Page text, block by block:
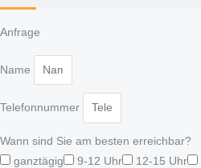
Anfrage
Name
Telefonnummer
Wann sind Sie am besten erreichbar?
ganztägig
9-12 Uhr 12-15 Uhr